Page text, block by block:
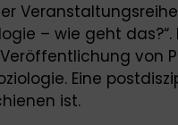
Veranstaltungsreihe
– wie geht
von
Eine
ist.